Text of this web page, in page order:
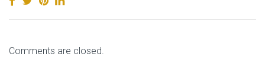
Comments are closed.